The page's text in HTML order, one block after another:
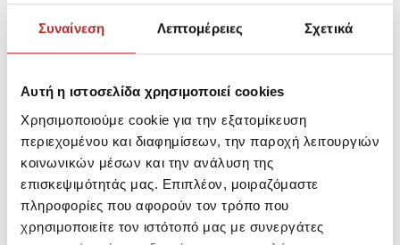
Συναίνεση Λεπτομέρειες Σχετικά
Αυτή η ιστοσελίδα χρησιμοποιεί cookies
Χρησιμοποιούμε cookie για την εξατομίκευση
περιεχομένου και διαφημίσεων, την παροχή λειτουργιών
κοινωνικών μέσων και την ανάλυση της
επισκεψιμότητάς μας. Επιπλέον, μοιραζόμαστε
πληροφορίες που αφορούν τον τρόπο που
χρησιμοποιείτε τον ιστότοπό μας με συνεργάτες
συνδυάζεται εύκολα με polo μπλούζες ή απλά t-shirts.
Μεγεθολόγιο
SKU: 20460038001-0
Κωδικός Κατασκευαστή: -710783827001
Σύνθεση